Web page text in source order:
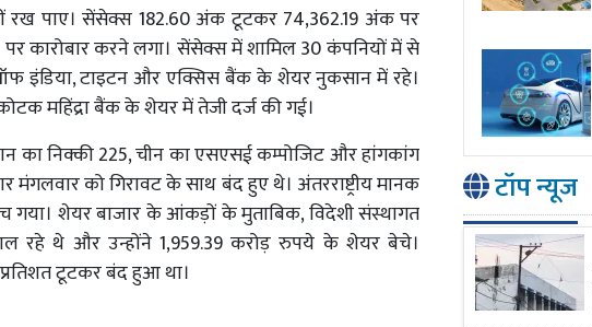
रख पाए। सेंसेक्स 182.60 अंक टूटकर 74,362.19 अंक पर
कारोबार करने लगा। सेंसेक्स में शामिल 30 कंपनियों में से
इंडिया, टाइटन और एक्सिस बैंक के शेयर नुकसान में रहे।
महिंद्रा बैंक के शेयर में तेजी दर्ज की गई।
का निक्की 225, चीन का एसएसई कम्पोजिट और हांगकांग
को गिरावट के साथ बंद हुए थे। अंतरराष्ट्रीय मानक
गया। शेयर बाजार के आंकड़ों के मुताबिक, विदेशी संस्थागत
रहे थे और उन्होंने 1,959.39 करोड़ रुपये के शेयर बेचे।
टूटकर बंद हुआ था।
टॉप न्यूज